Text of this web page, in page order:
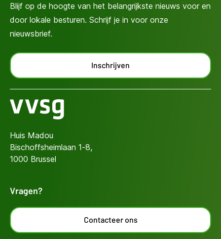
Blijf op de hoogte van het belangrijkste nieuws voor en
door lokale besturen. Schrijf je in voor onze
nieuwsbrief.
Inschrijven
Huis Madou
Bischoffsheimlaan 1-8,
1000 Brussel
Vragen?
Contacteer ons